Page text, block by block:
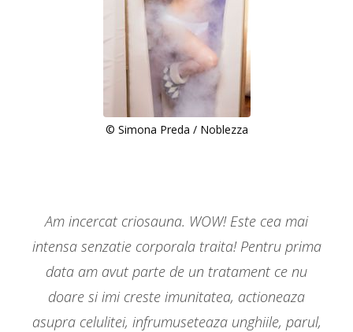
© Simona Preda / Noblezza
Am incercat criosauna. WOW! Este cea mai
intensa senzatie corporala traita! Pentru prima
data am avut parte de un tratament ce nu
doare si imi creste imunitatea, actioneaza
asupra celulitei, infrumuseteaza unghiile, parul,